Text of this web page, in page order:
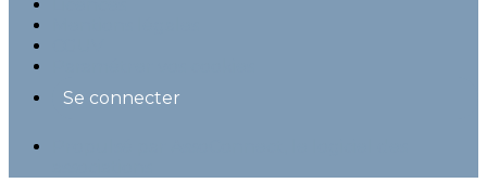
Se connecter